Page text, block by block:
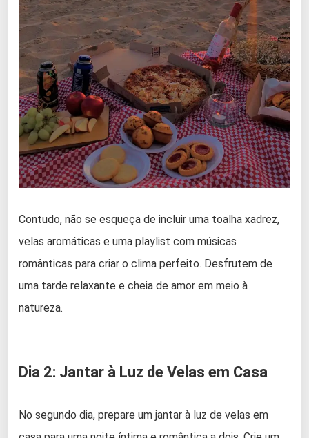
Contudo, não se esqueça de incluir uma toalha xadrez,
velas aromáticas e uma playlist com músicas
românticas para criar o clima perfeito. Desfrutem de
uma tarde relaxante e cheia de amor em meio à
natureza.
Dia 2: Jantar à Luz de Velas em Casa
No segundo dia, prepare um jantar à luz de velas em